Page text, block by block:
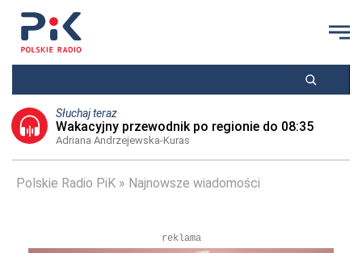
Słuchaj teraz
Wakacyjny przewodnik po regionie do 08:35
Adriana Andrzejewska-Kuras
Polskie Radio PiK Najnowsze wiadomości
reklama